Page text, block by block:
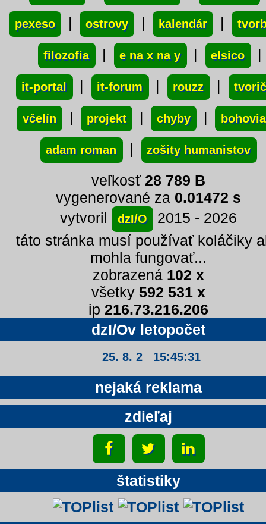
pexeso | ostrovy | kalendár |
filozofia | e na x na y | elsico |
it-portal | it-forum | rouzz |
včelín | projekt | chyby | bohovia
adam roman | zošity humanistov
veľkosť 28 789 B
vygenerované za 0.01472 s
vytvoril
dzI/O
2015 - 2026
táto stránka musí používať koláčiky
mohla fungovať...
zobrazená 102 x
všetky 592 531 x
ip 216.73.216.206
dzI/Ov letopočet
25. 8. 2 15:45:32
nejaká reklama
zdieľaj
štatistiky